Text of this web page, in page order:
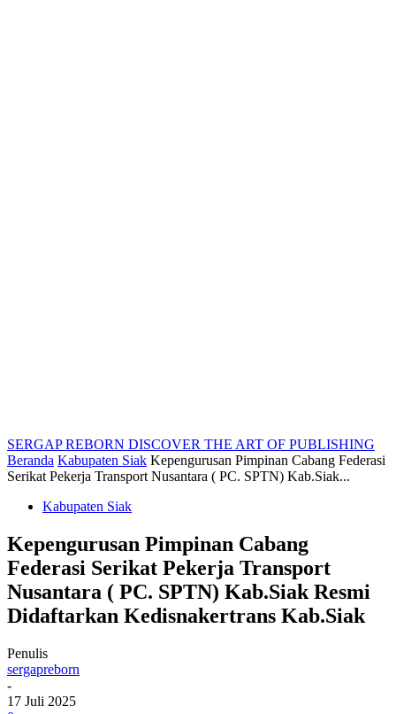
SERGAP REBORN DISCOVER THE ART OF PUBLISHING
Beranda Kabupaten Siak Kepengurusan Pimpinan Cabang Federasi
Serikat Pekerja Transport Nusantara ( PC. SPTN) Kab.Siak...
Kabupaten Siak
Kepengurusan Pimpinan Cabang
Federasi Serikat Pekerja Transport
Nusantara ( PC. SPTN) Kab.Siak Resmi
Didaftarkan Kedisnakertrans Kab.Siak
Penulis
sergapreborn
-
17 Juli 2025